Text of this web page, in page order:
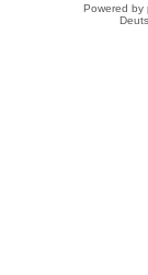
Powered by